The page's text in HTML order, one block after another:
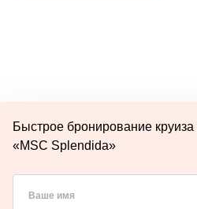
Быстрое бронирование
«MSC Splendida»
Ваше имя